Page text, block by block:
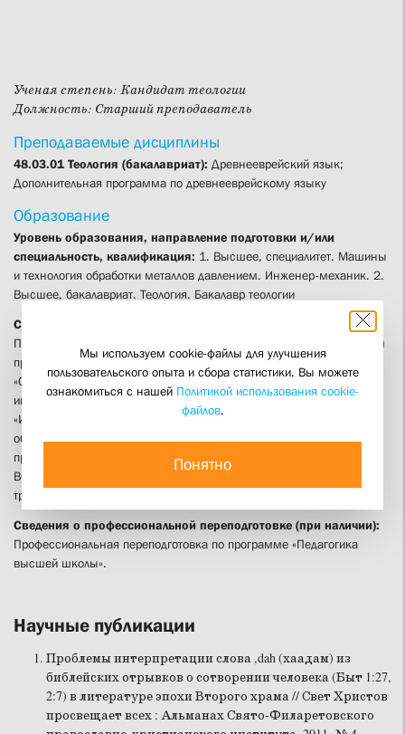
Ученая степень: Кандидат теологии
Должность: Старший преподаватель
Преподаваемые дисциплины
48.03.01 Теология (бакалавриат): Древнееврейский язык;
Дополнительная программа по древнееврейскому языку
Образование
Уровень образования, направление подготовки и/или
специальность, квалификация: 1. Высшее, специалитет. Машины
и технология обработки металлов давлением. Инженер-механик. 2.
Высшее, бакалавриат. Теология. Бакалавр теологии
Сведения о повышении квалификации (за последние 3 года):
Повышение квалификации по дополнительным профессиональным
программам «Оказание первой помощи пострадавшим» (09.2022),
«Организация образовательного процесса для обучающихся
инвалидов и лиц с ОВЗ в соответствии с ФГОС ВО» (11.2022),
«Информационные технологии и электронная информационно-
образовательная среда в вузе» (11.2022), «Актуализация рабочих
программ дисциплин, практик и фондов оценочных средств ОПОП
ВО по направлению "Теология" в соответствии с современными
требованиями» (02.2026)
Сведения о профессиональной переподготовке (при наличии):
Профессиональная переподготовка по программе «Педагогика
высшей школы».
Научные публикации
Проблемы интерпретации слова ,dah (хаадам) из
библейских отрывков о сотворении человека (Быт 1:27,
2:7) в литературе эпохи Второго храма // Свет Христов
просвещает всех : Альманах Свято-Филаретовского
Мы используем cookie-файлы для улучшения
пользовательского опыта и сбора статистики. Вы можете
ознакомиться с нашей Политикой использования cookie-
файлов.
Понятно